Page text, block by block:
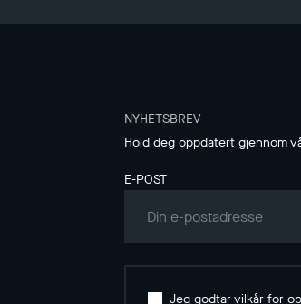
NYHETSBREV
Hold deg oppdatert gjennom
E-POST
Jeg godtar vilkår for